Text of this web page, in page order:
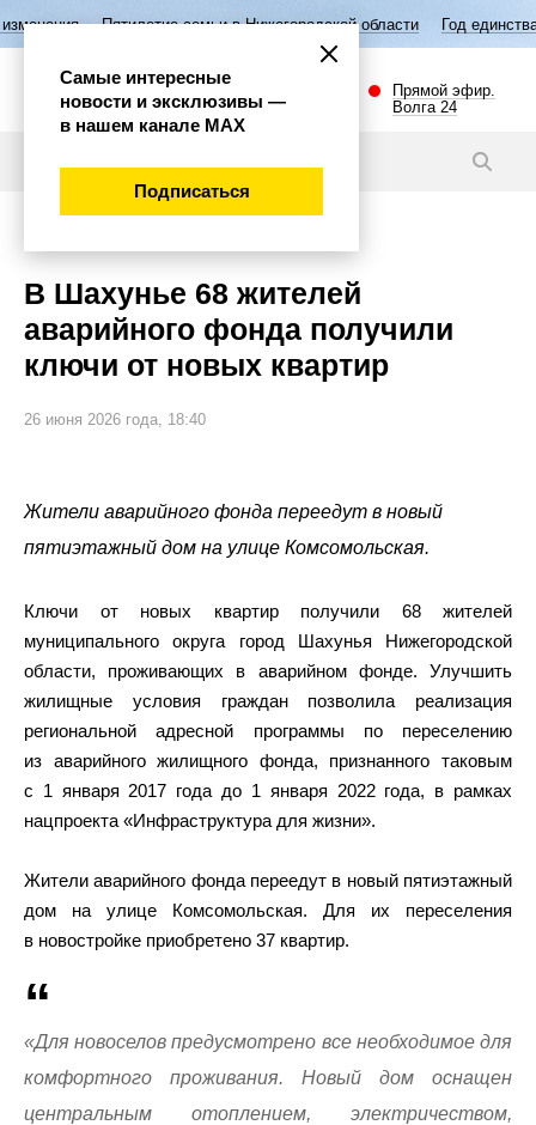
семьи в Нижегородской области Год единства народов
Прямой эфир.
Волга 24
В Шахунье 68 жителей
аварийного фонда получили
ключи от новых квартир
26 июня 2026 года, 18:40
Жители аварийного фонда переедут в новый
пятиэтажный дом на улице Комсомольская.
Ключи от новых квартир получили 68 жителей
муниципального округа город Шахунья Нижегородской
области, проживающих в аварийном фонде. Улучшить
жилищные условия граждан позволила реализация
региональной адресной программы по переселению
из аварийного жилищного фонда, признанного таковым
с 1 января 2017 года до 1 января 2022 года, в рамках
нацпроекта «Инфраструктура для жизни».
Жители аварийного фонда переедут в новый пятиэтажный
дом на улице Комсомольская. Для их переселения
в новостройке приобретено 37 квартир.
«Для новоселов предусмотрено все необходимое для
комфортного проживания. Новый дом оснащен
центральным отоплением, электричеством,
Самые интересные
новости и эксклюзивы —
в нашем канале МАХ
Подписаться